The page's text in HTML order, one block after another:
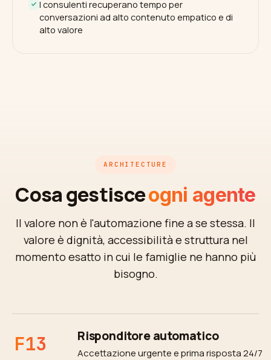
I consulenti recuperano tempo per
conversazioni ad alto contenuto empatico e di
alto valore
ARCHITECTURE
Cosa gestisceogni agente
Il valore non è l'automazione fine a se stessa. Il
valore è dignità, accessibilità e struttura nel
momento esatto in cui le famiglie ne hanno più
bisogno.
F13 Risponditore automatico
Accettazione urgente e prima risposta 24/7